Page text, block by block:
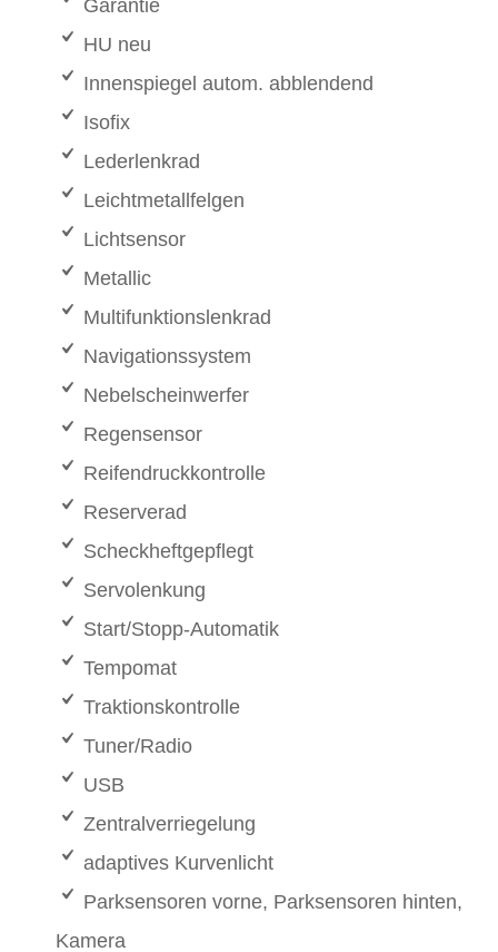
Garantie
HU neu
Innenspiegel autom. abblendend
Isofix
Lederlenkrad
Leichtmetallfelgen
Lichtsensor
Metallic
Multifunktionslenkrad
Navigationssystem
Nebelscheinwerfer
Regensensor
Reifendruckkontrolle
Reserverad
Scheckheftgepflegt
Servolenkung
Start/Stopp-Automatik
Tempomat
Traktionskontrolle
Tuner/Radio
USB
Zentralverriegelung
adaptives Kurvenlicht
Parksensoren vorne, Parksensoren hinten,
Kamera